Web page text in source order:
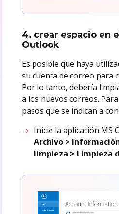
4. crear espacio en
Outlook
Es posible que haya
su cuenta de correo para
Por lo tanto, debería
a los nuevos correos.
pasos que se indican a
Inicie la aplicación MS
Archivo >
limpieza > Limpieza